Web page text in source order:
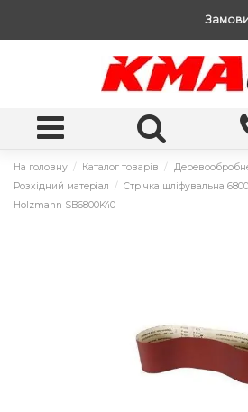
На головну Каталог товарів
Розхідний матеріал
Стрічка шліфувальна
Holzmann SB6800K40